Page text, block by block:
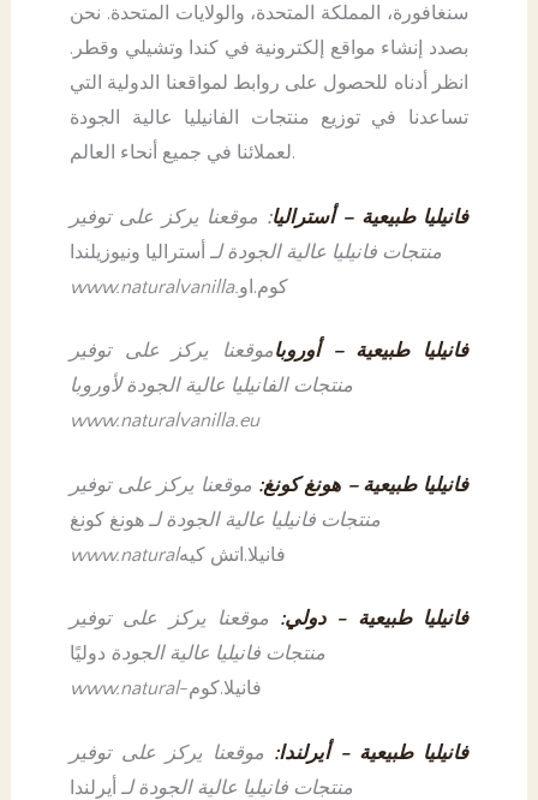
سنغافورة، المملكة المتحدة، والولايات المتحدة. نحن
بصدد إنشاء مواقع إلكترونية في كندا وتشيلي وقطر.
انظر أدناه للحصول على روابط لمواقعنا الدولية التي
تساعدنا في توزيع منتجات الفانيليا عالية الجودة
لعملائنا في جميع أنحاء العالم.
فانيليا طبيعية – أستراليا: موقعنا يركز على توفير
منتجات فانيليا عالية الجودة لـ أستراليا ونيوزيلندا
www.naturalvanilla.كوم.او
فانيليا طبيعية – أوروباموقعنا يركز على توفير
منتجات الفانيليا عالية الجودة لأوروبا
www.naturalvanilla.eu
فانيليا طبيعية – هونغ كونغ: موقعنا يركز على توفير
منتجات فانيليا عالية الجودة لـ هونغ كونغ
www.naturalفانيلا.اتش كيه
فانيليا طبيعية - دولي:
موقعنا يركز على توفير
منتجات فانيليا عالية الجودة دوليًا
www.natural -فانيلا.كوم
فانيليا طبيعية - أيرلندا: موقعنا يركز على توفير
منتجات فانيليا عالية الجودة لـ أيرلندا